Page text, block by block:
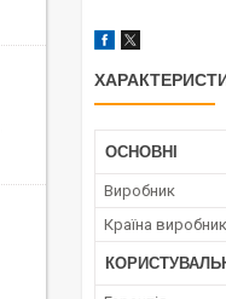
ОСНОВНІ
Виробник
Країна виробник